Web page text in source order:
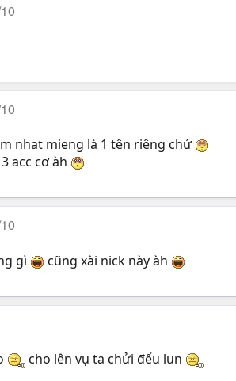
nhat mieng là 1 tên riêng chứ
acc cơ àh
gì cũng xài nick này àh
cho lên vụ ta chửi đểu lun